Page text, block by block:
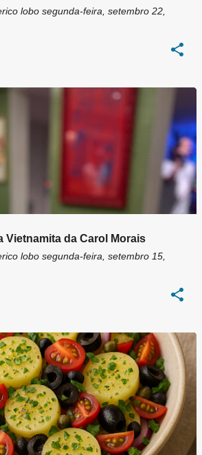
lobo segunda-feira, setembro 22,
Vietnamita da Carol Morais
lobo segunda-feira, setembro 15,